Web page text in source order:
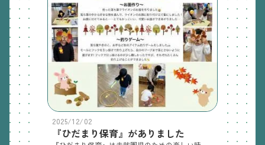
2025/12/02
『ひだまり保育』がありました